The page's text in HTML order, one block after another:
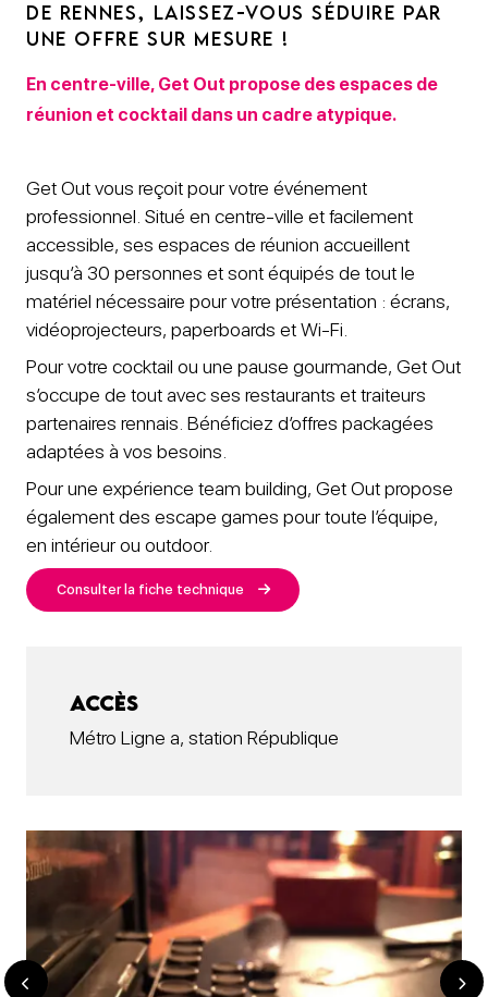
DE RENNES, LAISSEZ-VOUS SÉDUIRE PAR
UNE OFFRE SUR MESURE !
En centre-ville, Get Out propose des espaces de
réunion et cocktail dans un cadre atypique.
Get Out vous reçoit pour votre événement
professionnel. Situé en centre-ville et facilement
accessible, ses espaces de réunion accueillent
jusqu’à 30 personnes et sont équipés de tout le
matériel nécessaire pour votre présentation : écrans,
vidéoprojecteurs, paperboards et Wi-Fi.
Pour votre cocktail ou une pause gourmande, Get Out
s’occupe de tout avec ses restaurants et traiteurs
partenaires rennais. Bénéficiez d’offres packagées
adaptées à vos besoins.
Pour une expérience team building, Get Out propose
également des escape games pour toute l’équipe,
en intérieur ou outdoor.
Consulter la fiche technique
Accès
Métro Ligne a, station République